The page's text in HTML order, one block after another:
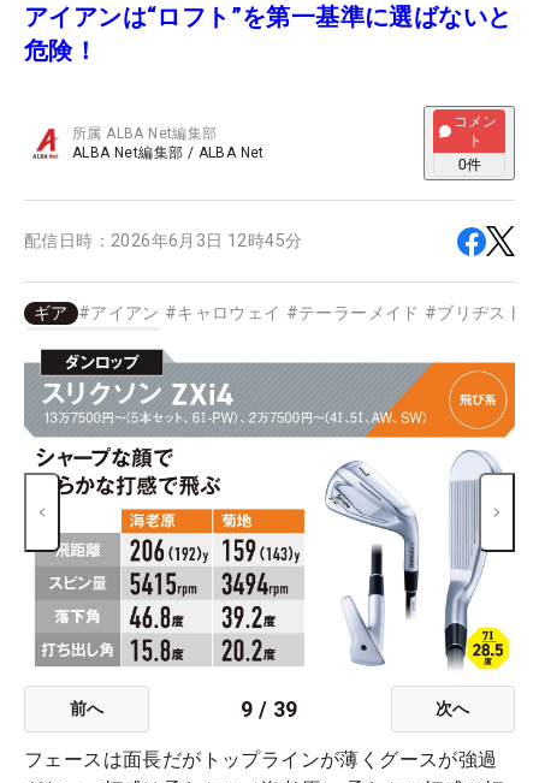
アイアンは“ロフト”を第一基準に選ばないと
危険！
所属ALBA Net編集部
ALBA Net編集部 / ALBA Net
コメン
ト
0件
配信日時： 2026年6月3日 12時45分
ギア #アイアン #キャロウェイ #テーラーメイド #ブリヂスト
前へ 9 / 39 次へ
フェースは面長だがトップラインが薄くグースが強過